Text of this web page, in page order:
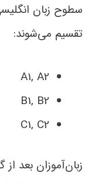
تقسیم می‌شوند:
A1, A2
B1, B2
C1, C2
زبان‌آموزان بعد